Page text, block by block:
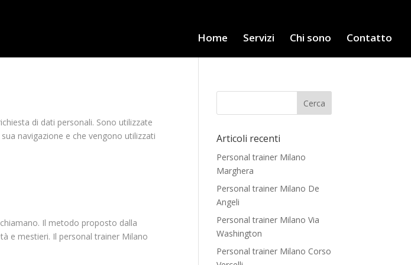
Home Servizi Chi sono Contatto
di dati personali. Sono utilizzate
navigazione e che vengono utilizzati
Il metodo proposto dalla
e mestieri. Il personal trainer Milano
Articoli recenti
Personal trainer Milano
Marghera
Personal trainer Milano De
Angeli
Personal trainer Milano Via
Washington
Personal trainer Milano Corso